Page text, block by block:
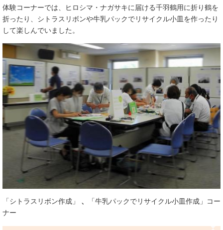
体験コーナーでは、ヒロシマ・ナガサキに届ける千羽鶴用に折り鶴を
折ったり、シトラスリボンや牛乳パックでリサイクル小皿を作ったり
して楽しんでいました。
「シトラスリボン作成」 、
「牛乳パックでリサイクル小皿作成」コー
ナー